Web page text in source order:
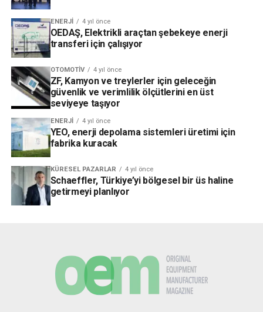
ENERJI 4 yıl önce
OEDAŞ, Elektrikli araçtan şebekeye enerji
transferi için çalışıyor
OTOMOTIV 4 yıl önce
ZF, Kamyon ve treylerler için geleceğin
güvenlik ve verimlilik ölçütlerini en üst
seviyeye taşıyor
ENERJI 4 yıl önce
YEO, enerji depolama sistemleri üretimi için
fabrika kuracak
KÜRESEL PAZARLAR 4 yıl önce
Schaeffler, Türkiye’yi bölgesel bir üs haline
getirmeyi planlıyor